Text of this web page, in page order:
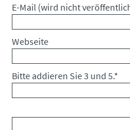
Pflichtfeld
E-Mail (wird nicht
Webseite
Bitte addieren Sie 3 und 5.*